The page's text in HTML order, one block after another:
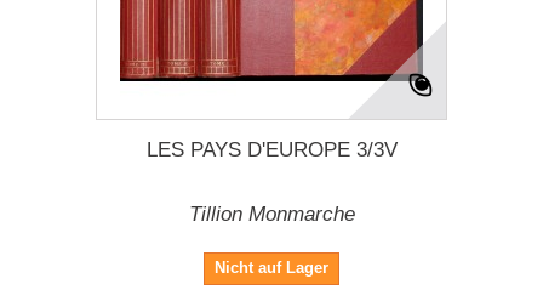
LES PAYS D'EUROPE 3/3V
Tillion Monmarche
Nicht auf Lager